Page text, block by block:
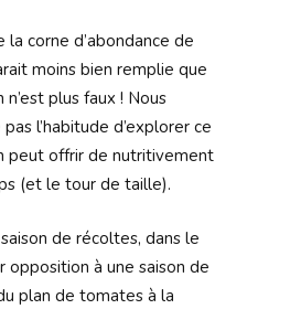
la corne d’abondance de
moins bien remplie que
n’est plus faux ! Nous
l’habitude d’explorer ce
peut offrir de nutritivement
(et le tour de taille).
de récoltes, dans le
opposition à une saison de
plan de tomates à la